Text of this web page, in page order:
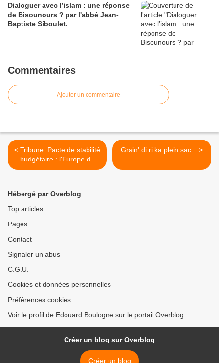
Dialoguer avec l’islam : une réponse
de Bisounours ? par l'abbé Jean-
Baptiste Siboulet.
Commentaires
Ajouter un commentaire
< Tribune. Pacte de stabilité
budgétaire : l'Europe de
chimères, par Hugues
Grain' di ri ka plein sac... >
Hébergé par Overblog
Top articles
Pages
Contact
Signaler un abus
C.G.U.
Cookies et données personnelles
Préférences cookies
Voir le profil de Edouard Boulogne sur le portail Overblog
Créer un blog sur Overblog
Créer un blog